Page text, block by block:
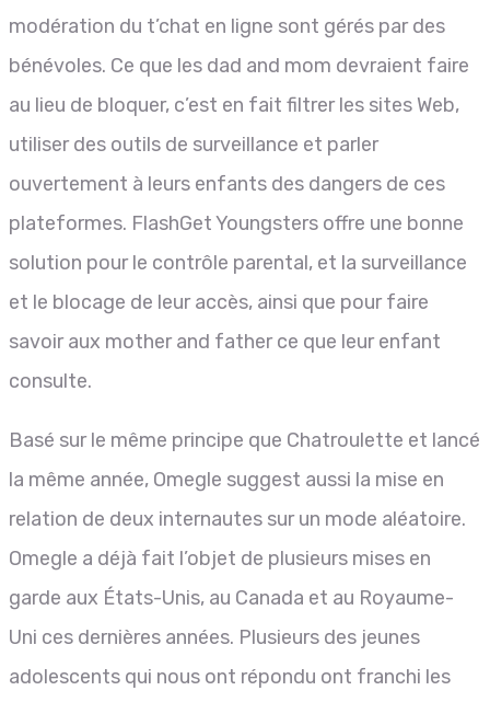
modération du t’chat en ligne sont gérés par des
bénévoles. Ce que les dad and mom devraient faire
au lieu de bloquer, c’est en fait filtrer les sites Web,
utiliser des outils de surveillance et parler
ouvertement à leurs enfants des dangers de ces
plateformes. FlashGet Youngsters offre une bonne
solution pour le contrôle parental, et la surveillance
et le blocage de leur accès, ainsi que pour faire
savoir aux mother and father ce que leur enfant
consulte.
Basé sur le même principe que Chatroulette et lancé
la même année, Omegle suggest aussi la mise en
relation de deux internautes sur un mode aléatoire.
Omegle a déjà fait l’objet de plusieurs mises en
garde aux États-Unis, au Canada et au Royaume-
Uni ces dernières années. Plusieurs des jeunes
adolescents qui nous ont répondu ont franchi les